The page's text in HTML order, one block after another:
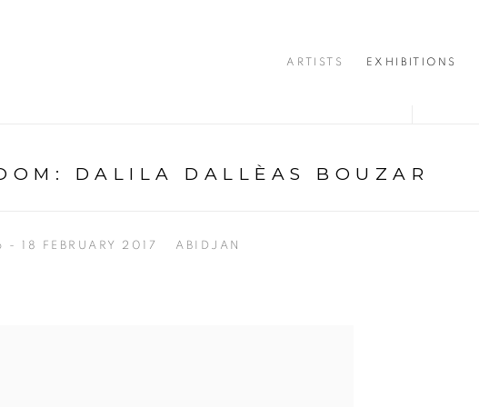
ARTISTS EXHIBITIONS
: DALILA DALLÈAS BOUZAR
- 18 FEBRUARY 2017 ABIDJAN